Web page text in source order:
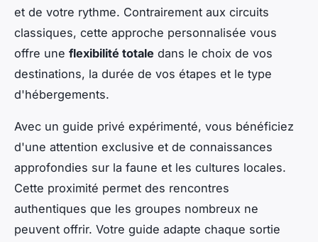
et de votre rythme. Contrairement aux circuits
classiques, cette approche personnalisée vous
offre une flexibilité totale dans le choix de vos
destinations, la durée de vos étapes et le type
d'hébergements.
Avec un guide privé expérimenté, vous bénéficiez
d'une attention exclusive et de connaissances
approfondies sur la faune et les cultures locales.
Cette proximité permet des rencontres
authentiques que les groupes nombreux ne
peuvent offrir. Votre guide adapte chaque sortie